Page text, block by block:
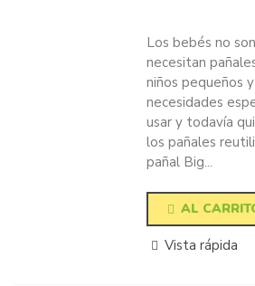
Los bebés no
necesitan
niños pequeños
necesidades
usar y todavía
los pañales
pañal Big...
AL
Vista rápida